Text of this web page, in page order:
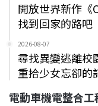
開放世界新作
找到回家的路吧
2026-08-07
尋找異變逃離校
重拾少女忘卻的
電動車機電整合工